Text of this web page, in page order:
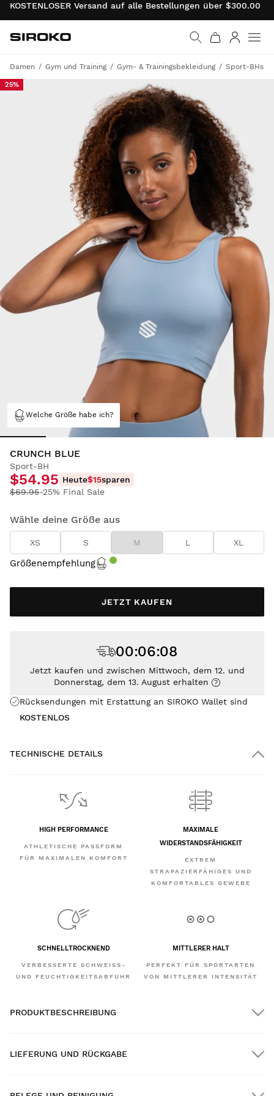
KOSTENLOSER Versand auf alle Bestellungen über $300.00
Weiter zur Startseite
Siroko.com
Damen Gym und Training Gym- & Trainingsbekleidung Sport-BHs
25%
Welche Größe habe ich?
CRUNCH BLUE
Sport-BH
$54.95 Heute$15sparen
$69.95-25% Final Sale
Wähle deine Größe aus
XS S M L XL
Größenempfehlung
JETZT KAUFEN
Rücksendungen mit Erstattung an SIROKO Wallet sind
KOSTENLOS
00:06:07
Jetzt kaufen und zwischen Mittwoch, dem 12. und
Donnerstag, dem 13. August erhalten
TECHNISCHE DETAILS
HIGH PERFORMANCE
ATHLETISCHE PASSFORM
FÜR MAXIMALEN KOMFORT
MAXIMALE
WIDERSTANDSFÄHIGKEIT
EXTREM
STRAPAZIERFÄHIGES UND
KOMFORTABLES GEWEBE
SCHNELLTROCKNEND
VERBESSERTE SCHWEISS- U
ND FEUCHTIGKEITSABFUHR
MITTLERER HALT
PERFEKT FÜR SPORTARTEN
VON MITTLERER INTENSITÄT
PRODUKTBESCHREIBUNG
LIEFERUNG UND RÜCKGABE